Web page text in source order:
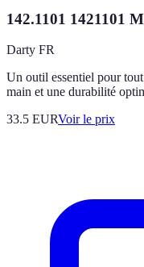
142.1101 1421101
Darty FR
Un outil essentiel pour
main et une durabilité
33.5 EURVoir le prix